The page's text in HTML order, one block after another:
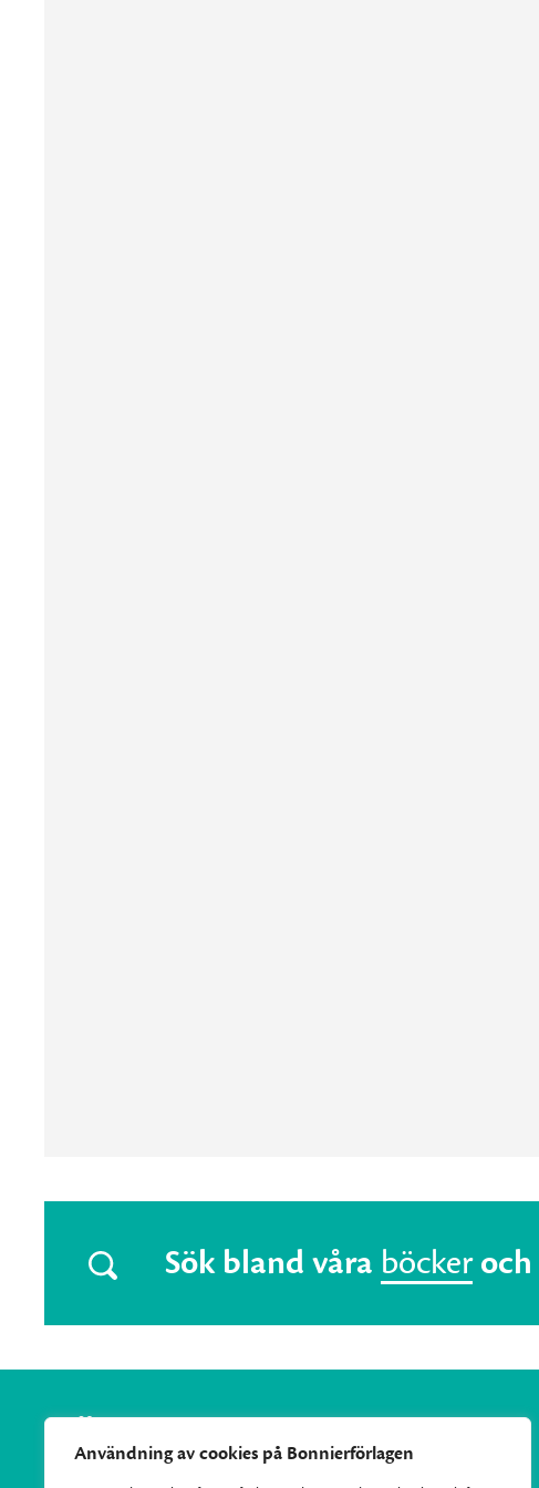
Användning av cookies på Bonnierförlagen
Sök bland våra böcker och